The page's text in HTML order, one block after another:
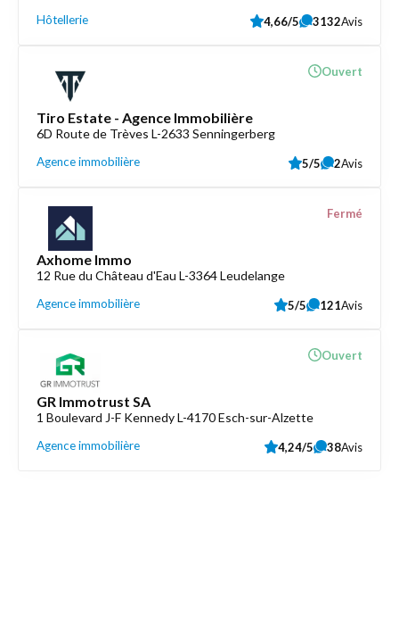
Hôtellerie 4,66/5 3132Avis
Tiro Estate - Agence Immobilière
6D Route de Trèves L-2633 Senningerberg
Agence immobilière
Ouvert
5/5 2Avis
Axhome Immo
12 Rue du Château d'Eau L-3364 Leudelange
Agence immobilière
Fermé
5/5 121Avis
GR Immotrust SA
1 Boulevard J-F Kennedy L-4170 Esch-sur-Alzette
Agence immobilière
Ouvert
4,24/5 38Avis